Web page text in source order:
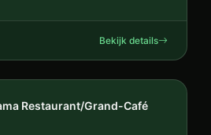
Bekijk details
Restaurant/Grand-Café